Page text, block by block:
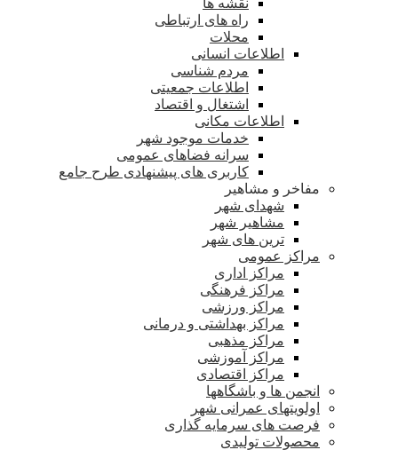
نقشه ها
راه های ارتباطی
محلات
اطلاعات انسانی
مردم شناسی
اطلاعات جمعیتی
اشتغال و اقتصاد
اطلاعات مکانی
خدمات موجود شهر
سرانه فضاهای عمومی
کاربری های پیشنهادی طرح جامع
مفاخر و مشاهیر
شهدای شهر
مشاهیر شهر
ترین های شهر
مراکز عمومی
مراکز اداری
مراکز فرهنگی
مراکز ورزشی
مراکز بهداشتی و درمانی
مراکز مذهبی
مراکز آموزشی
مراکز اقتصادی
انجمن ها و باشگاهها
اولویتهای عمرانی شهر
فرصت های سرمایه گذاری
محصولات تولیدی